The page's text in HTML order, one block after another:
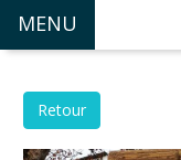
MENU
Retour